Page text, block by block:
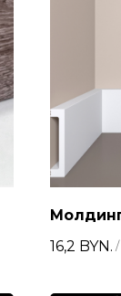
16,2 BYN. /